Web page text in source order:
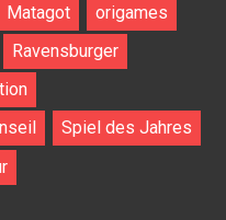
Matagot
origames
Ravensburger
Spiel des Jahres